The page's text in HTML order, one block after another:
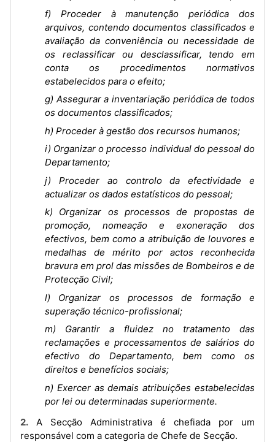
f) Proceder à manutenção periódica dos
arquivos, contendo documentos classificados e
avaliação da conveniência ou necessidade de
os reclassificar ou desclassificar, tendo em
conta os procedimentos normativos
estabelecidos para o efeito;
g) Assegurar a inventariação periódica de todos
os documentos classificados;
h) Proceder à gestão dos recursos humanos;
i) Organizar o processo individual do pessoal do
Departamento;
j) Proceder ao controlo da efectividade e
actualizar os dados estatísticos do pessoal;
k) Organizar os processos de propostas de
promoção, nomeação e exoneração dos
efectivos, bem como a atribuição de louvores e
medalhas de mérito por actos reconhecida
bravura em prol das missões de Bombeiros e de
Protecção Civil;
l) Organizar os processos de formação e
superação técnico-profissional;
m) Garantir a fluidez no tratamento das
reclamações e processamentos de salários do
efectivo do Departamento, bem como os
direitos e benefícios sociais;
n) Exercer as demais atribuições estabelecidas
por lei ou determinadas superiormente.
2. A Secção Administrativa é chefiada por um
responsável com a categoria de Chefe de Secção.